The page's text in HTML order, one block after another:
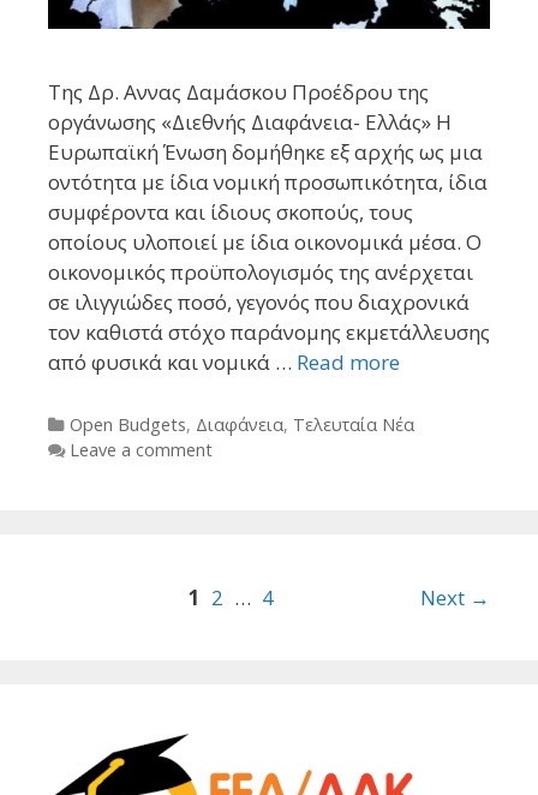
Της Δρ. Αννας Δαμάσκου Προέδρου της
οργάνωσης «Διεθνής Διαφάνεια- Ελλάς» H
Eυρωπαϊκή Ένωση δομήθηκε εξ αρχής ως μια
οντότητα με ίδια νομική προσωπικότητα, ίδια
συμφέροντα και ίδιους σκοπούς, τους
οποίους υλοποιεί με ίδια οικονομικά μέσα. Ο
οικονομικός προϋπολογισμός της ανέρχεται
σε ιλιγγιώδες ποσό, γεγονός που διαχρονικά
τον καθιστά στόχο παράνομης εκμετάλλευσης
από φυσικά και νομικά … Read more
Categories
Open Budgets, Διαφάνεια, Τελευταία Νέα
Leave a comment
1 2 … 4 Next →